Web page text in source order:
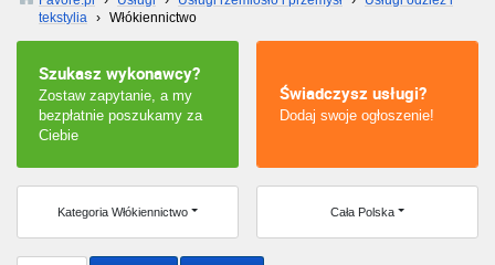
tekstylia › Włókiennictwo
Szukasz wykonawcy?
Zostaw zapytanie, a my
bezpłatnie poszukamy za
Ciebie
Świadczysz usługi?
Dodaj swoje ogłoszenie!
Kategoria Włókiennictwo Cała Polska
Wrocław
Kraków
Poznań
Łódź